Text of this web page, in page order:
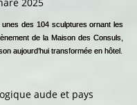
des 104 sculptures ornant les
de la Maison des Consuls,
aujourd’hui transformée en hôtel.